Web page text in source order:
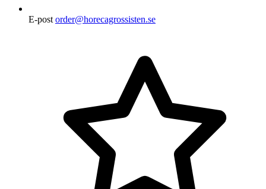
E-post order@horecagrossisten.se